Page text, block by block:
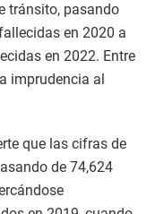
tránsito, pasando
en 2020 a
en 2022. Entre
imprudencia al
que las cifras de
de 74,624